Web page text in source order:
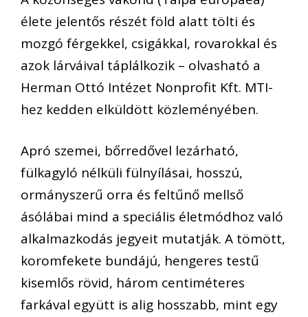
élete jelentős részét föld alatt tölti és
mozgó férgekkel, csigákkal, rovarokkal és
azok lárváival táplálkozik – olvasható a
Herman Ottó Intézet Nonprofit Kft. MTI-
hez kedden elküldött közleményében.
Apró szemei, bőrredővel lezárható,
fülkagyló nélküli fülnyílásai, hosszú,
ormányszerű orra és feltűnő mellső
ásólábai mind a speciális életmódhoz való
alkalmazkodás jegyeit mutatják. A tömött,
koromfekete bundájú, hengeres testű
kisemlős rövid, három centiméteres
farkával együtt is alig hosszabb, mint egy